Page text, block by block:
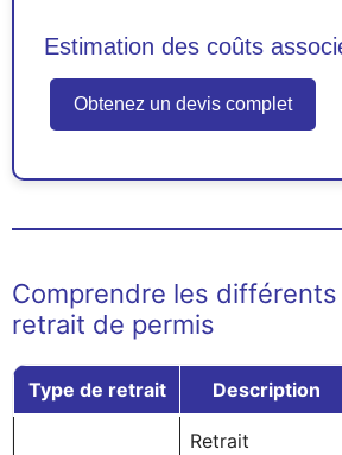
Estimation des coûts
Obtenez un devis complet
Comprendre les
retrait de permis
Type de retrait Description
Retrait